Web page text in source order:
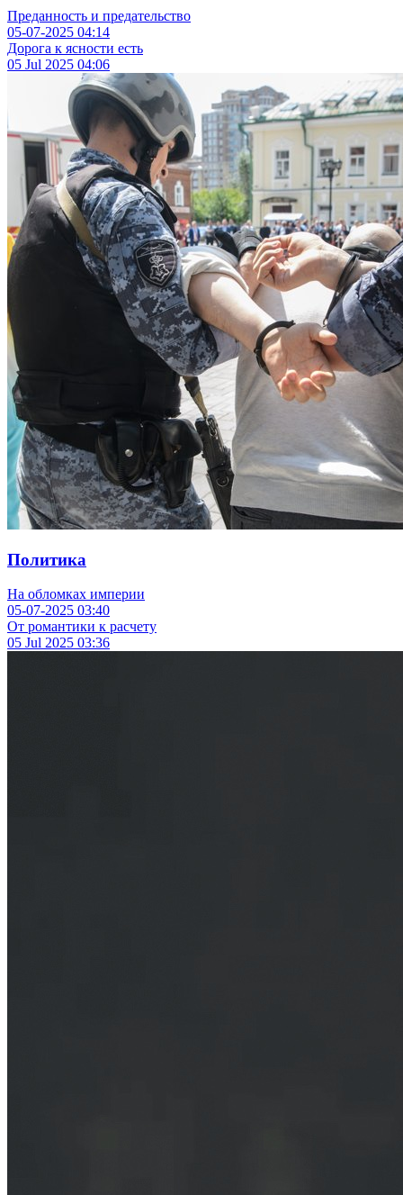
Преданность и предательство
05-07-2025 04:14
Дорога к ясности есть
05 Jul 2025 04:06
Политика
На обломках империи
05-07-2025 03:40
От романтики к расчету
05 Jul 2025 03:36